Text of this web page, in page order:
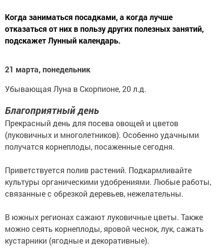
Когда заниматься посадками, а когда лучше
отказаться от них в пользу других полезных занятий,
подскажет Лунный календарь.
21 марта, понедельник
Убывающая Луна в Скорпионе, 20 л.д.
Благоприятный день
Прекрасный день для посева овощей и цветов
(луковичных и многолетников). Особенно удачными
получатся корнеплоды, посаженные сегодня.
Приветствуется полив растений. Подкармливайте
культуры органическими удобрениями. Любые работы,
связанные с обрезкой деревьев, нежелательны.
В южных регионах сажают луковичные цветы. Также
можно сеять корнеплоды, яровой чеснок, лук, сажать
кустарники (ягодные и декоративные).